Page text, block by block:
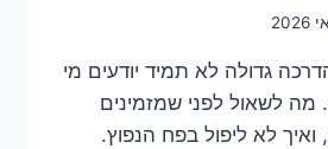
גדולה לא תמיד יודעים מי
מה לשאול לפני שמזמינים
לא ליפול בפח הנפוץ.